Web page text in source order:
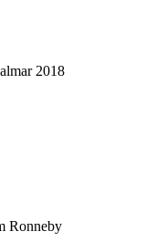
2018
Ronneby